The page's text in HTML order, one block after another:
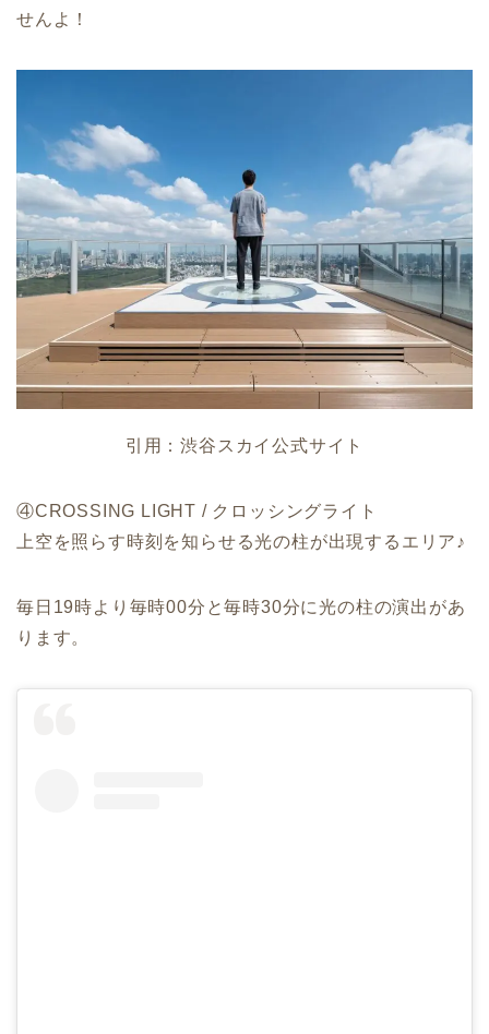
せんよ！
引用：渋谷スカイ公式サイト
④CROSSING LIGHT / クロッシングライト
上空を照らす時刻を知らせる光の柱が出現するエリア♪
毎日19時より毎時00分と毎時30分に光の柱の演出があ
ります。